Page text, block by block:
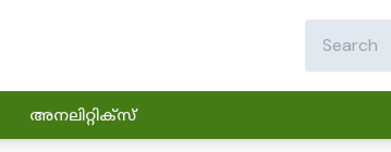
അനലിറ്റിക്സ്